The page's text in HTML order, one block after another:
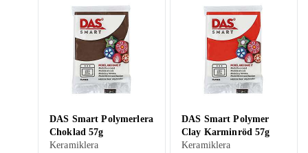
DAS Smart Polymerlera
Choklad 57g
Keramiklera
DAS Smart Polymer
Clay Karminröd 57g
Keramiklera